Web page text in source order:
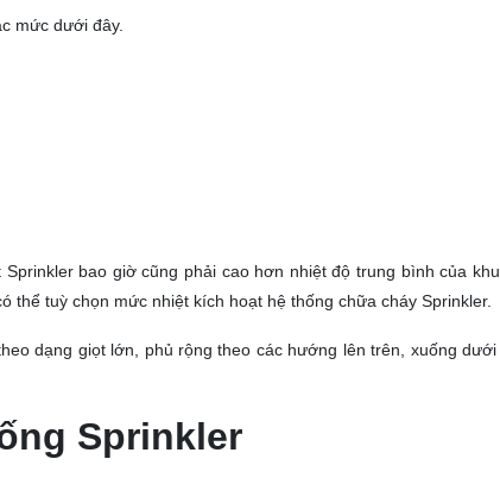
mức dưới đây.
bao giờ cũng phải cao hơn nhiệt độ trung bình của
thể tuỳ chọn mức nhiệt kích hoạt hệ thống chữa cháy Sprinkler.
dạng giọt lớn, phủ rộng theo các hướng lên trên, xuống dưới
Sprinkler